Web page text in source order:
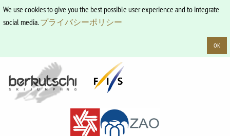
We use cookies to give you the best possible user experience and to integrate
social media.プライバシーポリシー
OK